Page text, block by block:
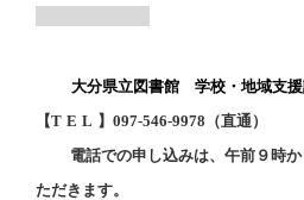
大分県立図書館 学校・地域支
【TEL 】 097-546-9978 （直通）
電話での申し込みは、午前９時か
ただきます。